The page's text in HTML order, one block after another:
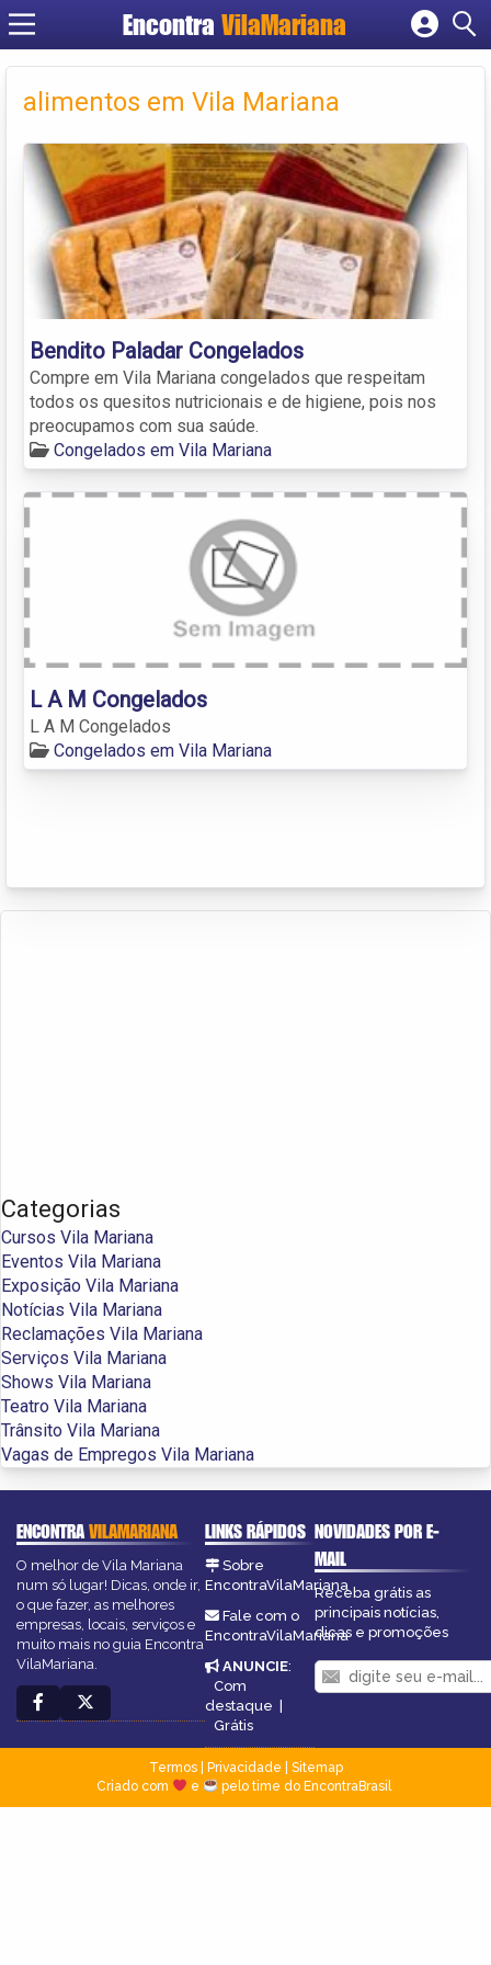
EncontraVilaMariana
Cadastrar empresa
Criar conta
alimentos em Vila Mariana
Bendito Paladar Congelados
Compre em Vila Mariana congelados que respeitam
todos os quesitos nutricionais e de higiene, pois nos
preocupamos com sua saúde.
Congelados em Vila Mariana
L A M Congelados
L A M Congelados
Congelados em Vila Mariana
Categorias
Cursos Vila Mariana
Eventos Vila Mariana
Exposição Vila Mariana
Notícias Vila Mariana
Reclamações Vila Mariana
Serviços Vila Mariana
Shows Vila Mariana
Teatro Vila Mariana
Trânsito Vila Mariana
Vagas de Empregos Vila Mariana
ENCONTRAVILAMARIANA
O melhor de Vila Mariana
num só lugar! Dicas, onde ir,
o que fazer, as melhores
empresas, locais, serviços e
muito mais no guia Encontra
VilaMariana.
LINKS RÁPIDOS
Sobre
EncontraVilaMariana
Fale com o
EncontraVilaMariana
ANUNCIE:
Com
destaque |
Grátis
NOVIDADES POR E-
MAIL
Receba grátis as
principais notícias,
dicas e promoções
Termos| Privacidade
Sitemap
Criado com
e pelo time do EncontraBrasil